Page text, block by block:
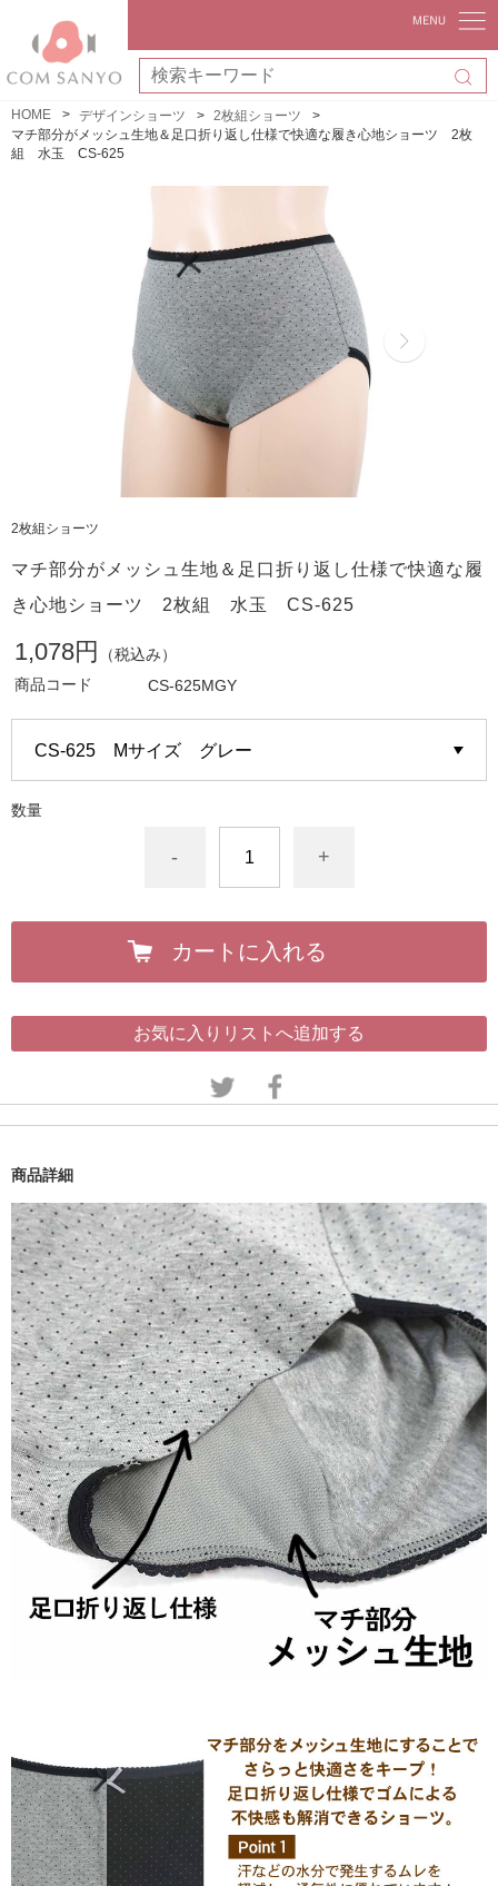
HOME デザインショーツ
2枚組ショーツ
マチ部分がメッシュ生地＆足口折り返し仕様で快適な履き心地ショーツ 2枚
組 水玉 CS-625
2枚組ショーツ
マチ部分がメッシュ生地＆足口折り返し仕様で快適な履
き心地ショーツ 2枚組 水玉 CS-625
1,078円
（税込み）
商品コード
CS-625MGY
数量
- +
カートに入れる
お気に入りリストへ追加する
商品詳細